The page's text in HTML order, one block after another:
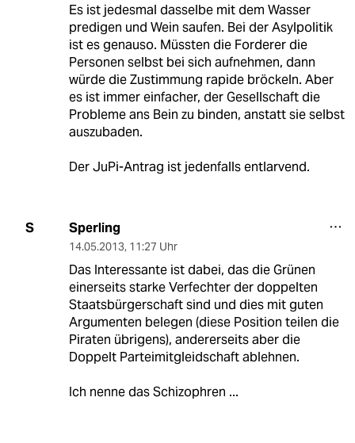
Es ist jedesmal dasselbe mit dem Wasser
predigen und Wein saufen. Bei der Asylpolitik
ist es genauso. Müssten die Forderer die
Personen selbst bei sich aufnehmen, dann
würde die Zustimmung rapide bröckeln. Aber
es ist immer einfacher, der Gesellschaft die
Probleme ans Bein zu binden, anstatt sie selbst
auszubaden.
Der JuPi-Antrag ist jedenfalls entlarvend.
S Sperling
14.05.2013, 11:27 Uhr
Das Interessante ist dabei, das die Grünen
einerseits starke Verfechter der doppelten
Staatsbürgerschaft sind und dies mit guten
Argumenten belegen (diese Position teilen die
Piraten übrigens), andererseits aber die
Doppelt Parteimitgleidschaft ablehnen.
Ich nenne das Schizophren ...